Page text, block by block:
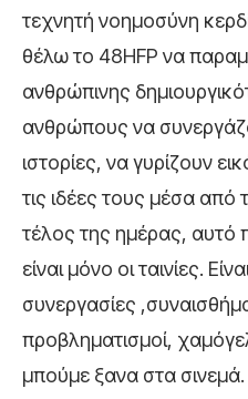
τεχνητή νοημοσύνη
θέλω το 48HFP να
ανθρώπινης
ανθρώπους να
ιστορίες, να γυρίζουν
τις ιδέες τους μέσα από
τέλος της ημέρας, αυτό
είναι μόνο οι ταινίες.
συνεργασίες
προβληματισμοί,
μπούμε ξανα στα